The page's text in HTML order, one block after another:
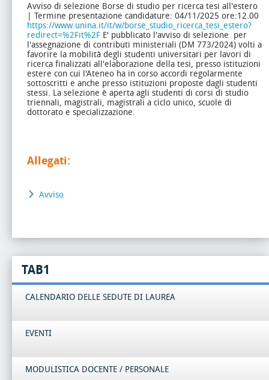
Avviso di selezione Borse di studio per ricerca tesi all'estero
| Termine presentazione candidature: 04/11/2025 ore:12.00
https://www.unina.it/it/w/borse_studio_ricerca_tesi_estero?
redirect=%2Fit%2F E' pubblicato l'avviso di selezione per
l'assegnazione di contributi ministeriali (DM 773/2024) volti a
favorire la mobilità degli studenti universitari per lavori di
ricerca finalizzati all'elaborazione della tesi, presso istituzioni
estere con cui l'Ateneo ha in corso accordi regolarmente
sottoscritti e anche presso istituzioni proposte dagli studenti
stessi. La selezione è aperta agli studenti di corsi di studio
triennali, magistrali, magistrali a ciclo unico, scuole di
dottorato e specializzazione.
Allegati:
Avviso
TAB1
CALENDARIO DELLE SEDUTE DI LAUREA
EVENTI
MODULISTICA DOCENTE / PERSONALE